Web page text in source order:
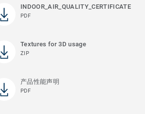
INDOOR_AIR_QUALITY_CERTIFICATE
PDF
Textures for 3D usage
ZIP
产品性能声明
PDF